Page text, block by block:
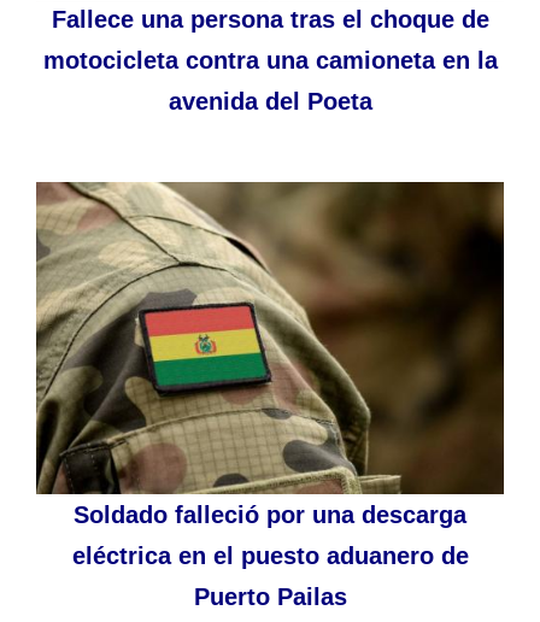
Fallece una persona tras el choque de
motocicleta contra una camioneta en la
avenida del Poeta
Soldado falleció por una descarga
eléctrica en el puesto aduanero de
Puerto Pailas